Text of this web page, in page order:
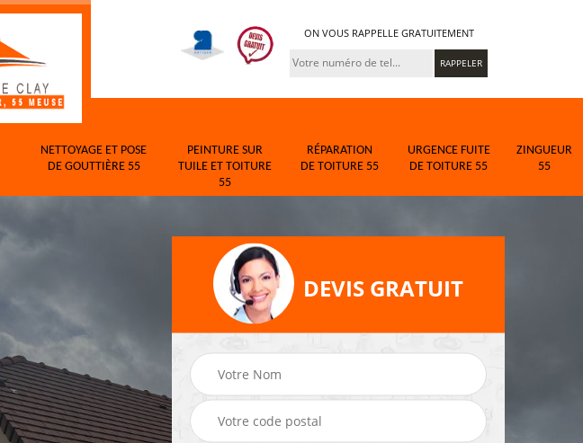
ON VOUS RAPPELLE GRATUITEMENT
NETTOYAGE ET POSE
DE GOUTTIÈRE 55
PEINTURE SUR
TUILE ET TOITURE
55
RÉPARATION
DE TOITURE 55
URGENCE FUITE
DE TOITURE 55
ZINGUEUR
55
DEVIS GRATUIT